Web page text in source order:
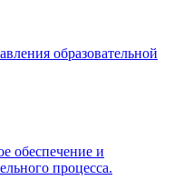
образовательной
обеспечение и
процесса.